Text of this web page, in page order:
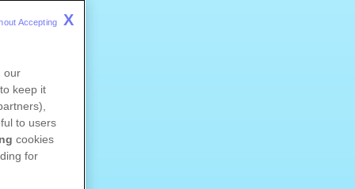
our
keep it
to users
cookies
for
Accepting X